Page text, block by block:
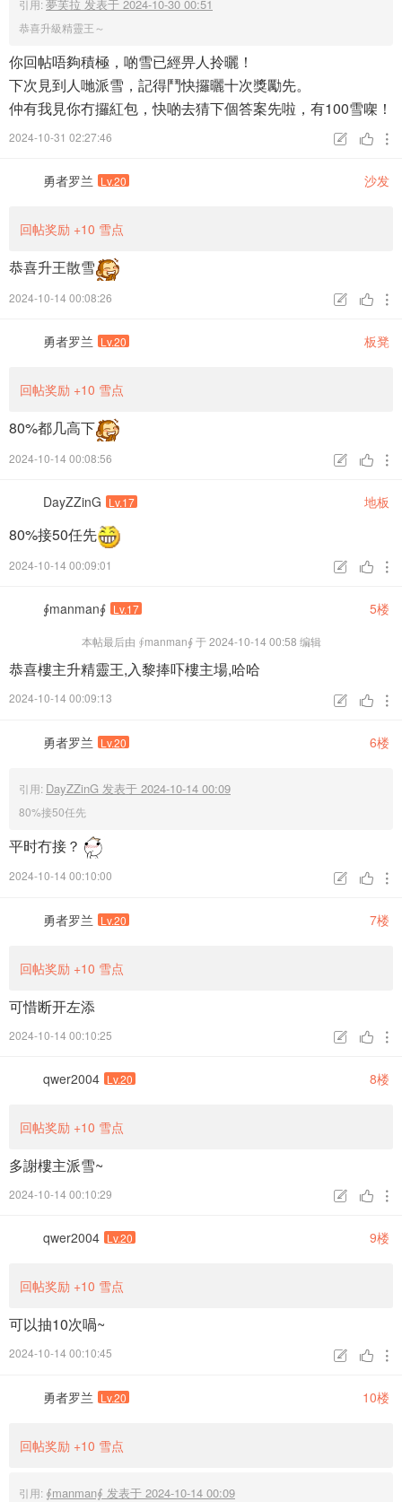
引用: 夢芙拉 发表于 2024-10-30 00:51
恭喜升級精靈王～
你回帖唔夠積極，啲雪已經畀人拎曬！
下次見到人哋派雪，記得鬥快攞曬十次獎勵先。
仲有我見你冇攞紅包，快啲去猜下個答案先啦，有100雪㗎！
2024-10-31 02:27:46  

勇者罗兰 Lv.20 沙发
回帖奖励 +10 雪点
恭喜升王散雪
2024-10-14 00:08:26  

勇者罗兰 Lv.20 板凳
回帖奖励 +10 雪点
80%都几高下
2024-10-14 00:08:56  

DayZZinG Lv.17 地板
80%接50任先
2024-10-14 00:09:01  

∮manman∮ Lv.17 5楼
本帖最后由 ∮manman∮ 于 2024-10-14 00:58 编辑
恭喜樓主升精靈王,入黎捧吓樓主場,哈哈
2024-10-14 00:09:13  

勇者罗兰 Lv.20 6楼
引用: DayZZinG 发表于 2024-10-14 00:09
80%接50任先
平时冇接？
2024-10-14 00:10:00  

勇者罗兰 Lv.20 7楼
回帖奖励 +10 雪点
可惜断开左添
2024-10-14 00:10:25  

qwer2004 Lv.20 8楼
回帖奖励 +10 雪点
多謝樓主派雪~
2024-10-14 00:10:29  

qwer2004 Lv.20 9楼
回帖奖励 +10 雪点
可以抽10次喎~
2024-10-14 00:10:45  

勇者罗兰 Lv.20 10楼
回帖奖励 +10 雪点
引用: ∮manman∮ 发表于 2024-10-14 00:09